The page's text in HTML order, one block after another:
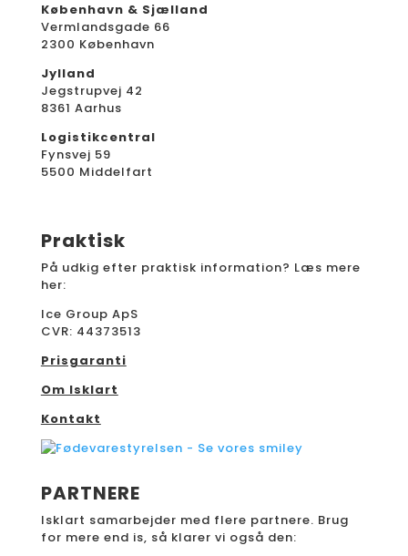
København & Sjælland
Vermlandsgade 66
2300 København
Jylland
Jegstrupvej 42
8361 Aarhus
Logistikcentral
Fynsvej 59
5500 Middelfart
Praktisk
På udkig efter praktisk information? Læs mere
her:
Ice Group ApS
CVR: 44373513
Prisgaranti
Om Isklart
Kontakt
PARTNERE
Isklart samarbejder med flere partnere. Brug
for mere end is, så klarer vi også den: